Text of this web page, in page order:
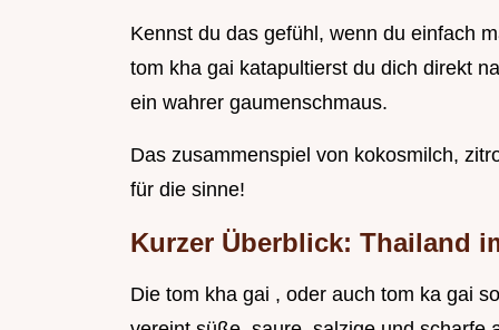
Kennst du das gefühl, wenn du einfach
tom kha gai katapultierst du dich direkt
ein wahrer gaumenschmaus.
Das zusammenspiel von kokosmilch,
für die sinne!
Kurzer Überblick: Thailand
Die tom kha gai , oder auch tom ka gai